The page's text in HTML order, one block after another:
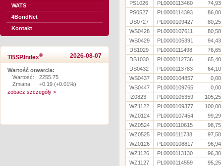
WATS
4BondNet
Kontakt
TBSP.Index® 2026-08-07
Wartość otwarcia:
Wartość:
2255.75
Zmiana:
+0.19 (+0.01%)
zobacz szczegóły >
PS1026
PL0000113460
74,93
PS0527
PL0000114393
86,00
DS0727
PL0000109427
80,25
WS0428
PL0000107611
80,58
WS0429
PL0000105391
94,43
DS1029
PL0000111498
76,65
DS1030
PL0000112736
65,40
DS0432
PL0000113783
64,10
WS0437
PL0000104857
0,00
WS0447
PL0000109765
0,00
IZ0823
PL0000105359
105,25
WZ1122
PL0000109377
100,00
WZ0124
PL0000107454
99,29
WZ0524
PL0000110615
98,75
WZ0525
PL0000111738
97,58
WZ0126
PL0000108817
96,94
WZ1126
PL0000113130
96,30
WZ1127
PL0000114559
95,25